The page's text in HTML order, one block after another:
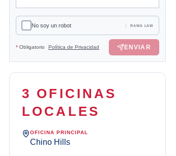
No soy un robot RAWA LAW
* Obligatorio Política de Privacidad ENVIAR
3 OFICINAS
LOCALES
OFICINA PRINCIPAL
Chino Hills